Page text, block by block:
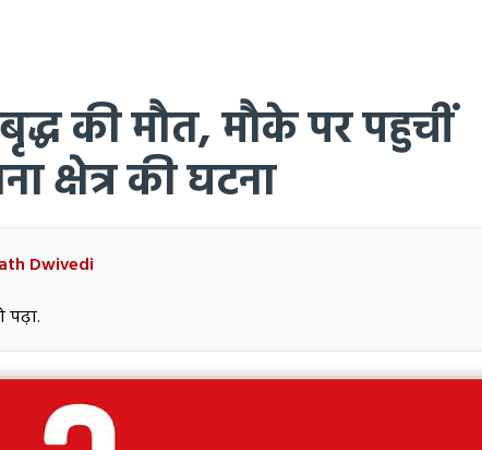
की मौत, मौके पर पहुचीं
क्षेत्र की घटना
Dwivedi
पढ़ा.